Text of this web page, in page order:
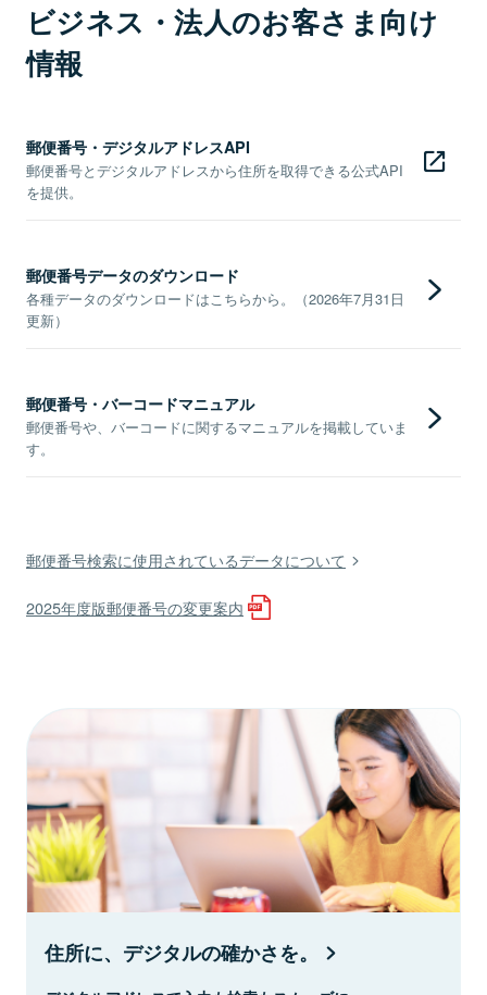
ビジネス・法人のお客さま向け
情報
郵便番号・デジタルアドレスAPI
郵便番号とデジタルアドレスから住所を取得できる公式API
を提供。
郵便番号データのダウンロード
各種データのダウンロードはこちらから。（2026年7月31日
更新）
郵便番号・バーコードマニュアル
郵便番号や、バーコードに関するマニュアルを掲載していま
す。
郵便番号検索に使用されているデータについて
2025年度版郵便番号の変更案内
住所に、デジタルの確かさを。